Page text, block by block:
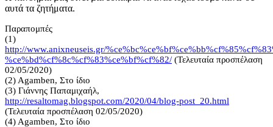
αυτά τα ζητήματα.
Παραπομπές
(1)
http://www.anixneuseis.gr/
%ce%bd%cf%8c%cf%83%ce%bf%cf%82/ (Τελευταία προσπέλαση
02/05/2020)
(2) Agamben, Στο ίδιο
(3) Γιάννης Παπαμιχαήλ,
http://resaltomag.blogspot.com/2020/04/blog-post_20.html
(Τελευταία προσπέλαση 02/05/2020)
(4) Agamben, Στο ίδιο